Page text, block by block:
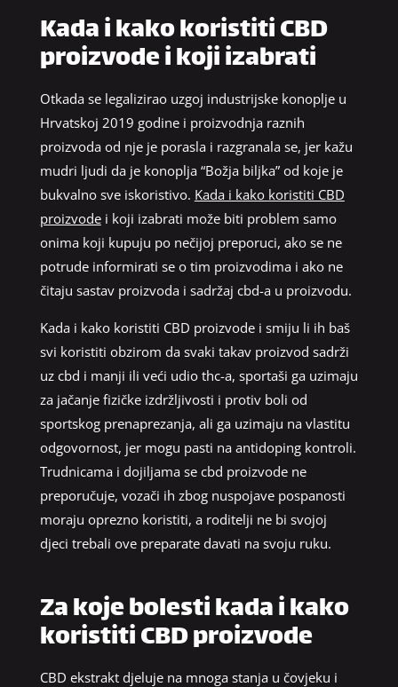
Kada i kako koristiti CBD
proizvode i koji izabrati
Otkada se legalizirao uzgoj industrijske konoplje u
Hrvatskoj 2019 godine i proizvodnja raznih
proizvoda od nje je porasla i razgranala se, jer kažu
mudri ljudi da je konoplja “Božja biljka” od koje je
bukvalno sve iskoristivo. Kada i kako koristiti CBD
proizvodei koji izabrati može biti problem samo
onima koji kupuju po nečijoj preporuci, ako se ne
potrude informirati se o tim proizvodima i ako ne
čitaju sastav proizvoda i sadržaj cbd-a u proizvodu.
Kada i kako koristiti CBD proizvode i smiju li ih baš
svi koristiti obzirom da svaki takav proizvod sadrži
uz cbd i manji ili veći udio thc-a, sportaši ga uzimaju
za jačanje fizičke izdržljivosti i protiv boli od
sportskog prenaprezanja, ali ga uzimaju na vlastitu
odgovornost, jer mogu pasti na antidoping kontroli.
Trudnicama i dojiljama se cbd proizvode ne
preporučuje, vozači ih zbog nuspojave pospanosti
moraju oprezno koristiti, a roditelji ne bi svojoj
djeci trebali ove preparate davati na svoju ruku.
Za koje bolesti kada i kako
koristiti CBD proizvode
CBD ekstrakt djeluje na mnoga stanja u čovjeku i